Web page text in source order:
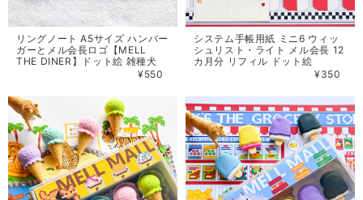
リングノート A5サイズ ハンバー
ガーとメル会長ロゴ【MELL
THE DINER】ドット絵 雑種犬
¥550
システム手帳用紙 ミニ6 ウィッ
シュリスト・ライト メル会長 12
カ月分 リフィル ドット絵
¥350